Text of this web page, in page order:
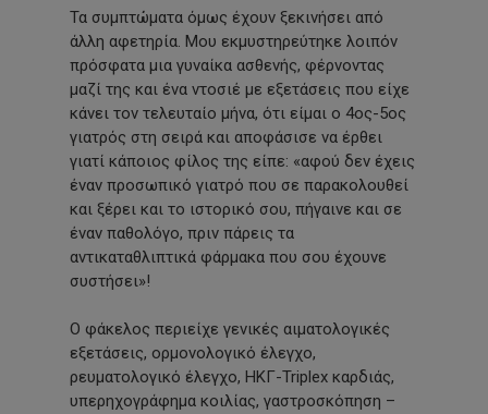
Τα συμπτώματα όμως έχουν ξεκινήσει από
άλλη αφετηρία. Μου εκμυστηρεύτηκε λοιπόν
πρόσφατα μια γυναίκα ασθενής, φέρνοντας
μαζί της και ένα ντοσιέ με εξετάσεις που είχε
κάνει τον τελευταίο μήνα, ότι είμαι ο 4ος-5ος
γιατρός στη σειρά και αποφάσισε να έρθει
γιατί κάποιος φίλος της είπε: «αφού δεν έχεις
έναν προσωπικό γιατρό που σε παρακολουθεί
και ξέρει και το ιστορικό σου, πήγαινε και σε
έναν παθολόγο, πριν πάρεις τα
αντικαταθλιπτικά φάρμακα που σου έχουνε
συστήσει»!
Ο φάκελος περιείχε γενικές αιματολογικές
εξετάσεις, ορμονολογικό έλεγχο,
ρευματολογικό έλεγχο, ΗΚΓ-Triplex καρδιάς,
υπερηχογράφημα κοιλίας, γαστροσκόπηση –